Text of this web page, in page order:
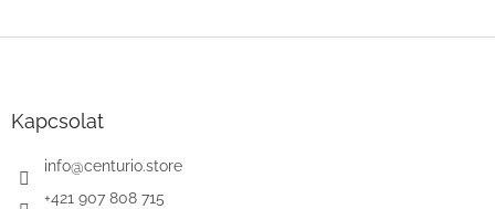
Kapcsolat
info@centurio.store
+421 907 808 715